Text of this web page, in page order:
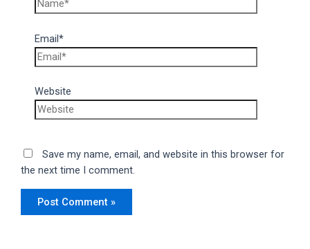
Email*
Website
Save my name, email, and website in this browser for
the next time I comment.